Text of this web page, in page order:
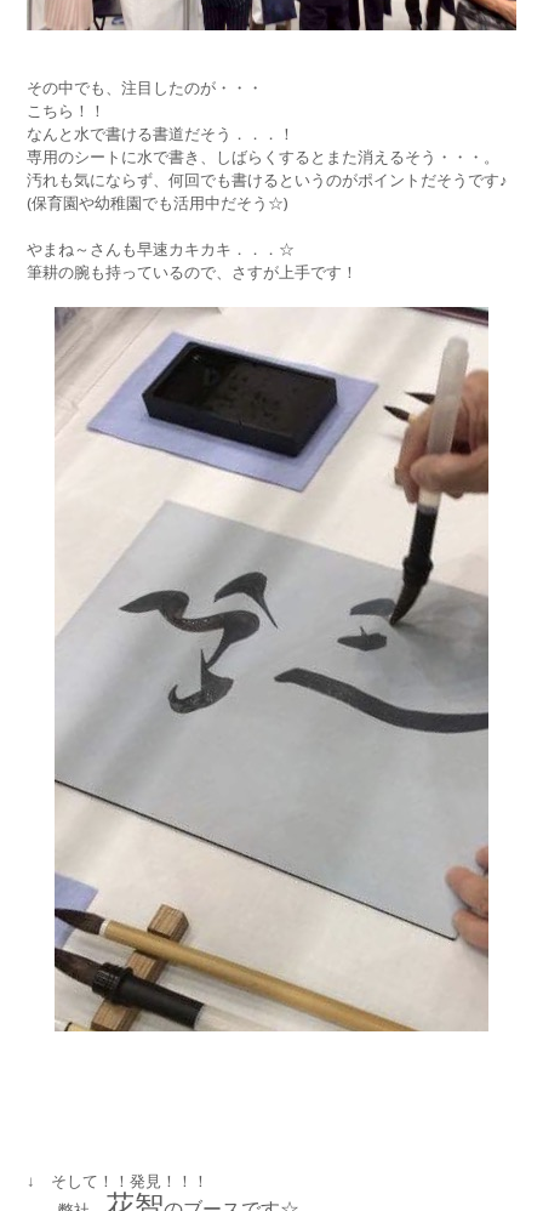
その中でも、注目したのが・・・
こちら！！
なんと水で書ける書道だそう．．．！
専用のシートに水で書き、しばらくするとまた消えるそう・・・。
汚れも気にならず、何回でも書けるというのがポイントだそうです♪
(保育園や幼稚園でも活用中だそう☆)
やまね～さんも早速カキカキ．．．☆
筆耕の腕も持っているので、さすが上手です！
↓ そして！！発見！！！